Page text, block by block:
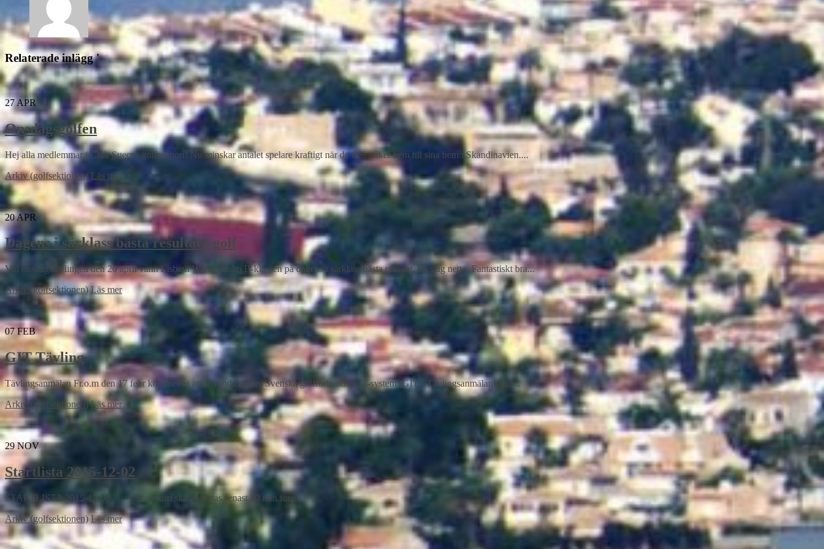
Relaterade inlägg '
27APR
Onsdagsgolfen
Hej alla medlemmar i Club Suecos golfsektion! Nu minskar antalet spelare kraftigt när de flesta åker hem till sina hem i Skandinavien....
Arkiv (golfsektionen) Läs mer
20APR
Dagens i särklass bästa resultat i golf
Vid onsdagstävlingen den 20 april vann Lisbeth Wennerholm B-klassen på dagens i särklass bästa resultat, 66 slag netto. Fantastiskt bra...
Arkiv (golfsektionen) Läs mer
07FEB
GIT Tävling
Tävlingsanmälan Fr.o.m den 17 febr kommer vi att använda oss av Svenska golfförbundets IT-system (GIT). Tävlingsanmälan skall...
Arkiv (golfsektionen) Läs mer
29NOV
Startlista 2015-12-02
STARTLISTA 2015-12-02 Scorekort skall hämtas senast 30 min före...
Arkiv (golfsektionen) Läs mer